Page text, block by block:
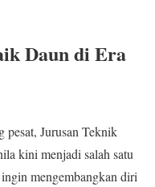
Daun di Era
pesat, Jurusan Teknik
kini menjadi salah satu
mengembangkan diri